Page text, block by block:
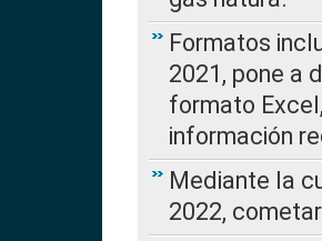
Formatos
2021, pone a
formato
información
Mediante la
2022,